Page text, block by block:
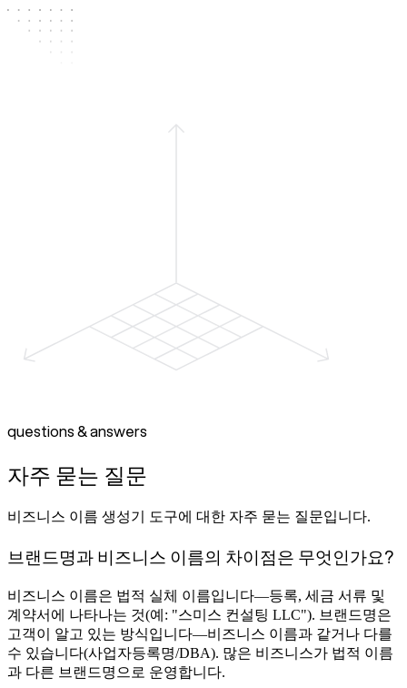
questions & answers
자주 묻는 질문
비즈니스 이름 생성기 도구에 대한 자주 묻는 질문입니다.
브랜드명과 비즈니스 이름의 차이점은 무엇인가요?
비즈니스 이름은 법적 실체 이름입니다—등록, 세금 서류 및
계약서에 나타나는 것(예: "스미스 컨설팅 LLC"). 브랜드명은
고객이 알고 있는 방식입니다—비즈니스 이름과 같거나 다를
수 있습니다(사업자등록명/DBA). 많은 비즈니스가 법적 이름
과 다른 브랜드명으로 운영합니다.